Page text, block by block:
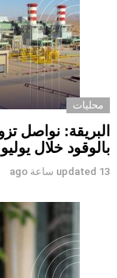
محليات
البريقة: نواصل
بالوقود خلال يوليو
updated 13 ساعة ago